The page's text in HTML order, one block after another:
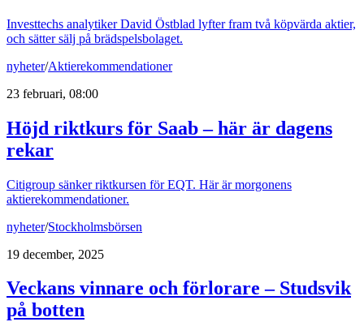
Investtechs analytiker David Östblad lyfter fram två köpvärda aktier,
och sätter sälj på brädspelsbolaget.
nyheter/Aktierekommendationer
23 februari, 08:00
Höjd riktkurs för Saab – här är dagens
rekar
Citigroup sänker riktkursen för EQT. Här är morgonens
aktierekommendationer.
nyheter/Stockholmsbörsen
19 december, 2025
Veckans vinnare och förlorare – Studsvik
på botten